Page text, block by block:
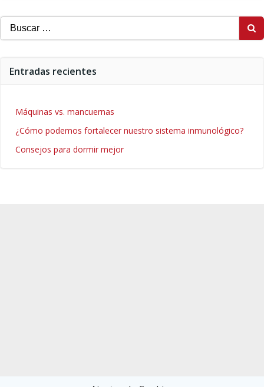
Buscar:
Entradas recientes
Máquinas vs. mancuernas
¿Cómo podemos fortalecer nuestro sistema inmunológico?
Consejos para dormir mejor